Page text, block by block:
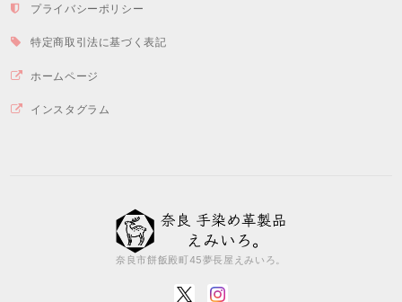
プライバシーポリシー
特定商取引法に基づく表記
ホームページ
インスタグラム
奈良市餅飯殿町45夢長屋えみいろ。